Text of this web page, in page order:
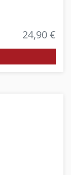
24,90 €